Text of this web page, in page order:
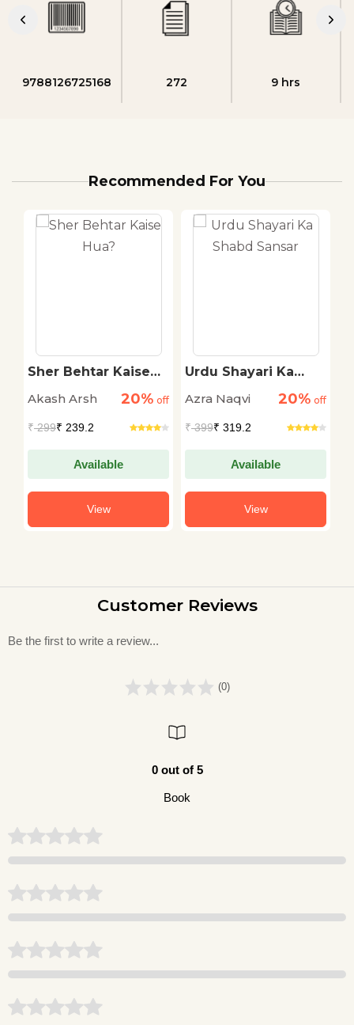
9788126725168 272 9 hrs
Recommended For You
Sher Behtar Kaise
Akash Arsh
20% off
₹299₹ 239.2
Available
View
Urdu Shayari Ka
Azra Naqvi
20% off
₹399₹ 319.2
Available
View
Customer Reviews
Be the first to write a review...
(0)
0 out of 5
Book